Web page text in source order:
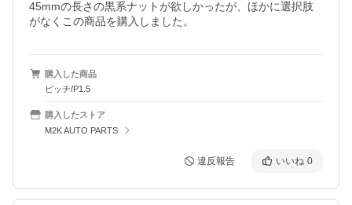
45mmの長さの黒系ナットが欲しかったが、ほかに選択肢
がなくこの商品を購入しました。
購入した商品
ピッチ/P1.5
購入したストア
M2K AUTO PARTS
違反報告 いいね 0